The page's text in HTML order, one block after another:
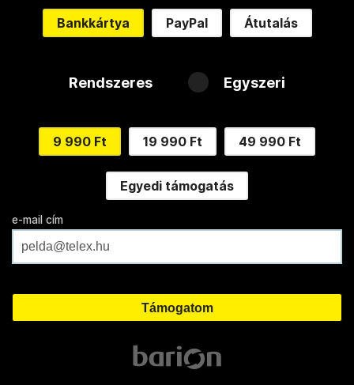
Bankkártya PayPal Átutalás
Rendszeres Egyszeri
9 990 Ft 19 990 Ft 49 990 Ft
Egyedi támogatás
e-mail cím